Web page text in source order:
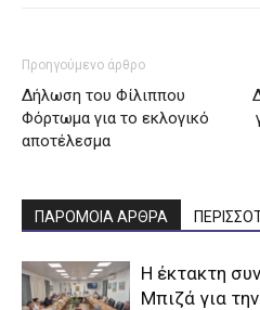
Προηγούμενο άρθρο
Δήλωση του Φίλιππου
Φόρτωμα για το εκλογικό
αποτέλεσμα
ΠΑΡΟΜΟΙΑ ΑΡΘΡΑ
Η έκτακτη
Μπιζά για